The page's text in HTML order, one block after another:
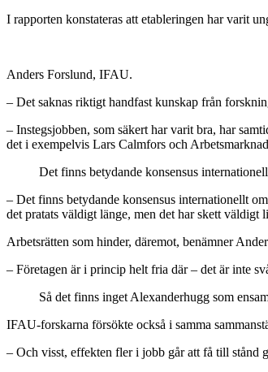
I rapporten konstateras att etableringen har varit
Anders Forslund, IFAU.
– Det saknas riktigt handfast kunskap från
– Instegsjobben, som säkert har varit bra, har
det i exempelvis Lars Calmfors och
Det finns betydande konsensus
– Det finns betydande konsensus internationellt
det pratats väldigt länge, men det har skett väldigt
Arbetsrätten som hinder, däremot, benämner
– Företagen är i princip helt fria där – det är inte
Så det finns inget Alexanderhugg som
IFAU-forskarna försökte också i samma
– Och visst, effekten fler i jobb går att få till stånd